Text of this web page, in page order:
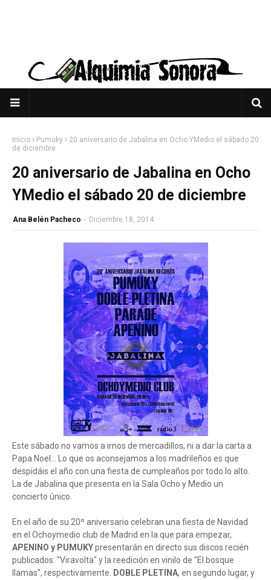
Inicio Pumuky
20 aniversario de Jabalina en Ocho YMedio el sábado 20
de diciembre
20 aniversario de Jabalina en Ocho
YMedio el sábado 20 de diciembre
Ana Belén Pacheco - Diciembre 18, 2014
Este sábado no vamos a irnos de mercadillos, ni a dar la carta a
Papa Noel... Lo que os aconsejamos a los madrileños es que
despidáis el año con una fiesta de cumpleaños por todo lo alto.
La de Jabalina que presenta en la Sala Ocho y Medio un
concierto único.
En el año de su 20º aniversario celebran una fiesta de Navidad
en el Ochoymedio club de Madrid en la que para empezar,
APENINO y PUMUKYpresentarán en directo sus discos recién
publicados: "Viravolta" y la reedición en vinilo de "El bosque
llamas", respectivamente. DOBLE PLETINA, en segundo lugar, y